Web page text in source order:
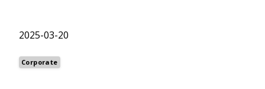
2025-03-20
Corporate